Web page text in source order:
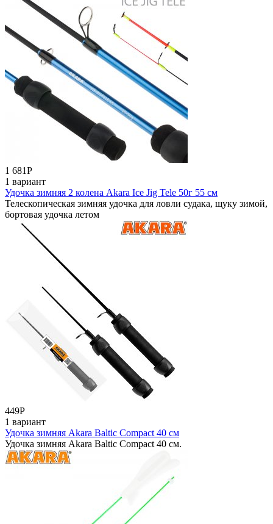
1 681Р
1 вариант
Удочка зимняя 2 колена Akara Ice Jig Tele 50г 55 см
Телескопическая зимняя удочка для ловли судака, щуку зимой,
бортовая удочка летом
449Р
1 вариант
Удочка зимняя Akara Baltic Compact 40 см
Удочка зимняя Akara Baltic Compact 40 см.